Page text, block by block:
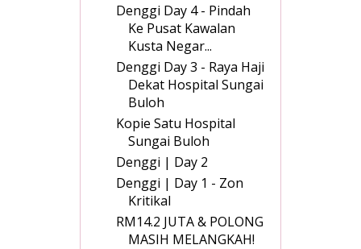
Denggi Day 4 - Pindah
Ke Pusat Kawalan
Kusta Negar...
Denggi Day 3 - Raya Haji
Dekat Hospital Sungai
Buloh
Kopie Satu Hospital
Sungai Buloh
Denggi | Day 2
Denggi | Day 1 - Zon
Kritikal
RM14.2 JUTA & POLONG
MASIH MELANGKAH!